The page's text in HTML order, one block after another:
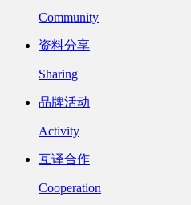
Community
资料分享
Sharing
品牌活动
Activity
互译合作
Cooperation